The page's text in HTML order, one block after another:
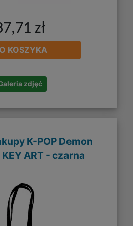
zł
KOSZYKA
zdjęć
K-POP Demon
ART - czarna